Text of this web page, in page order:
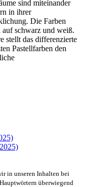
sind miteinander
in ihrer
Die Farben
auf schwarz und weiß.
stellt das differenzierte
Pastellfarben den
in unseren Inhalten bei
überwiegend